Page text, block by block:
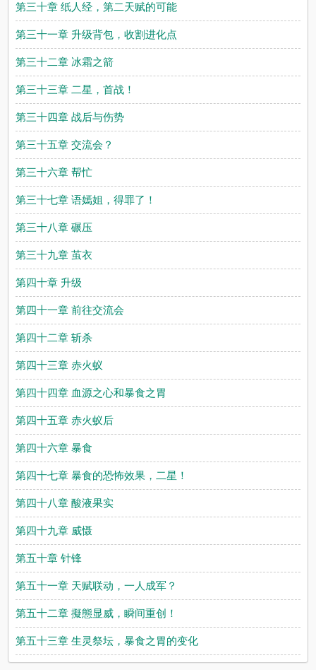
第三十章 纸人经，第二天赋的可能
第三十一章 升级背包，收割进化点
第三十二章 冰霜之箭
第三十三章 二星，首战！
第三十四章 战后与伤势
第三十五章 交流会？
第三十六章 帮忙
第三十七章 语嫣姐，得罪了！
第三十八章 碾压
第三十九章 茧衣
第四十章 升级
第四十一章 前往交流会
第四十二章 斩杀
第四十三章 赤火蚁
第四十四章 血源之心和暴食之胃
第四十五章 赤火蚁后
第四十六章 暴食
第四十七章 暴食的恐怖效果，二星！
第四十八章 酸液果实
第四十九章 威慑
第五十章 针锋
第五十一章 天赋联动，一人成军？
第五十二章 擬態显威，瞬间重创！
第五十三章 生灵祭坛，暴食之胃的变化